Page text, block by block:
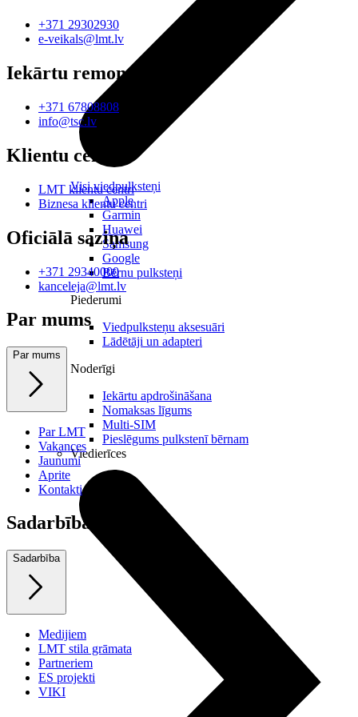
Visi viedpulksteņi
Apple
Garmin
Huawei
Samsung
Google
Bērnu pulksteņi
Piederumi
Viedpulksteņu aksesuāri
Lādētāji un adapteri
Noderīgi
Iekārtu apdrošināšana
Nomaksas līgums
Multi-SIM
Pieslēgums pulkstenī bērnam
Viedierīces
+371 29302930
e-veikals@lmt.lv
Iekārtu remonts
+371 67808808
info@tsc.lv
Klientu centri
LMT klientu centri
Biznesa klientu centri
Oficiālā saziņa
+371 29340000
kanceleja@lmt.lv
Par mums
Par mums
Par LMT
Vakances
Jaunumi
Aprite
Kontakti
Sadarbība
Sadarbība
Medijiem
LMT stila grāmata
Partneriem
ES projekti
VIKI